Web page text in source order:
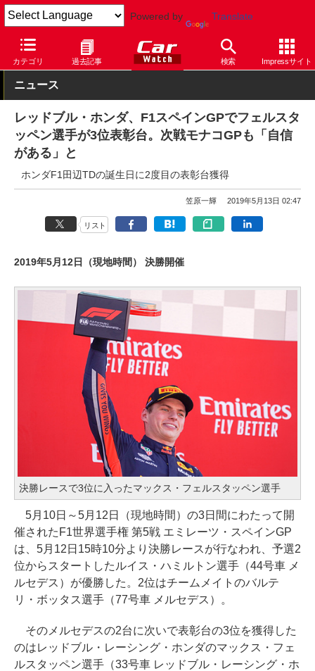
Powered by Translate
カテゴリ 過去記事 検索 Impressサイト
Car Watch モータースポーツ F1
ニュース
レッドブル・ホンダ、F1スペインGPでフェルスタ
ッペン選手が3位表彰台。次戦モナコGPも「自信
がある」と
ホンダF1田辺TDの誕生日に2度目の表彰台獲得
笠原一輝 2019年5月13日 02:47
リスト
2019年5月12日（現地時間） 決勝開催
決勝レースで3位に入ったマックス・フェルスタッペン選手
5月10日～5月12日（現地時間）の3日間にわたって開
催されたF1世界選手権 第5戦 エミレーツ・スペインGP
は、5月12日15時10分より決勝レースが行なわれ、予選2
位からスタートしたルイス・ハミルトン選手（44号車 メ
ルセデス）が優勝した。2位はチームメイトのバルテ
リ・ボッタス選手（77号車 メルセデス）。
そのメルセデスの2台に次いで表彰台の3位を獲得した
のはレッドブル・レーシング・ホンダのマックス・フェ
ルスタッペン選手（33号車 レッドブル・レーシング・ホ